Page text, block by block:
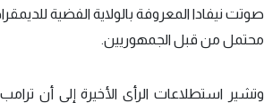
صوتت نيفادا المعروفة بالولاية الفضية
محتمل من قبل الجمهوريين.
وتشير استطلاعات الرأي الأخيرة إلى أن